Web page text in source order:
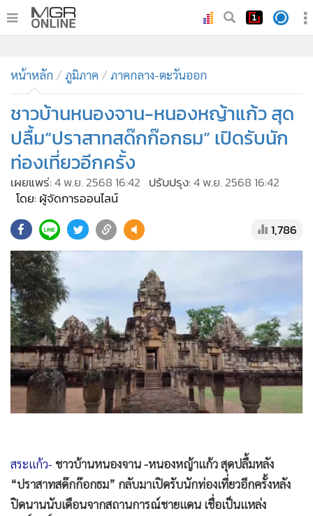
• ทันเหตุการณ์
• ภาคใต้
• ภูมิภาค
• Online Section
• บันเทิง
• ผู้จัดการรายวัน
คอลัมนิสต์
• ละคร
• CbizReview
• Cyber BIZ
• ผู้จัดกวน
• Good health & Well-being
• Green Innovation & SD
• Management & HR
•
MGR Live
Infographic
• กีฬา
• ต่างประเทศ
• Special Scoop
หน้าหลัก ภูมิภาค ภาคกลาง-ตะวันออก
ชาวบ้านหนองจาน-หนองหญ้าแก้ว สุด
ปลื้ม“ปราสาทสด๊กก๊อกธม” เปิดรับนัก
ท่องเที่ยวอีกครั้ง
เผยแพร่:4 พ.ย. 2568 16:42 ปรับปรุง:4 พ.ย. 2568 16:42
โดย: ผู้จัดการออนไลน์
1,786
สระแก้ว- ชาวบ้านหนองจาน -หนองหญ้าแก้ว สุดปลื้มหลัง
“ปราสาทสด๊กก๊อกธม” กลับมาเปิดรับนักท่องเที่ยวอีกครั้งหลัง
ปิดนานนับเดือนจากสถานการณ์ชายแดน เชื่อเป็นแหล่ง